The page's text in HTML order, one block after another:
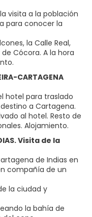
visita a la población
para conocer la
la Calle Real,
Cócora. A la hora
CARTAGENA
hotel para traslado
a Cartagena.
al hotel. Resto de
Alojamiento.
Visita de la
de Indias en
compañía de un
la ciudad y
la bahía de